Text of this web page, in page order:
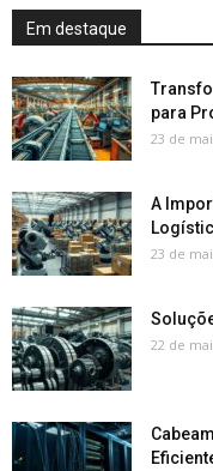
Em destaque
para
23 de
A
23 de
22 de